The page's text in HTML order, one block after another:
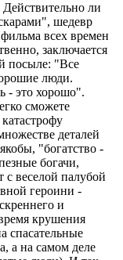
ли
шедевр
всех времен
заключается
посыле: "Все
люди.
- это хорошо".
сможете
деталей
"богатство -
богачи,
с веселой палубой
героини -
и
крушения
спасательные
а на самом деле